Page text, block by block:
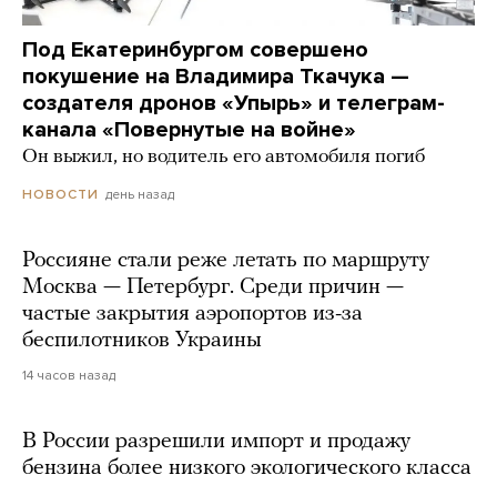
Под Екатеринбургом совершено
покушение на Владимира Ткачука —
создателя дронов «Упырь» и телеграм-
канала «Повернутые на войне»
Он выжил, но водитель его автомобиля погиб
НОВОСТИ день назад
Россияне стали реже летать по маршруту
Москва — Петербург. Среди причин —
частые закрытия аэропортов из-за
беспилотников Украины
14 часов назад
В России разрешили импорт и продажу
бензина более низкого экологического класса